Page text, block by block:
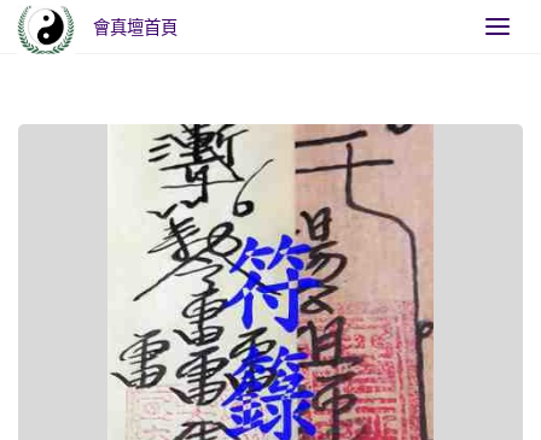
會真壇首頁Home